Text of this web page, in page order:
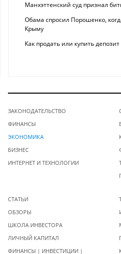
Манхэттенский суд признал
Обама спросил Порошенко,
Крыму
Как продать или купить
ЗАКОНОДАТЕЛЬСТВО
ФИНАНСЫ
ЭКОНОМИКА
БИЗНЕС
ИНТЕРНЕТ И ТЕХНОЛОГИИ
СТАТЬИ
ОБЗОРЫ
ШКОЛА ИНВЕСТОРА
ЛИЧНЫЙ КАПИТАЛ
ФИНАНСЫ | ИНВЕСТИЦИИ |